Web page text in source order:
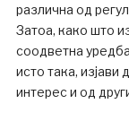
различна од
Затоа, како што
соодветна
исто така, изјави
интерес и од